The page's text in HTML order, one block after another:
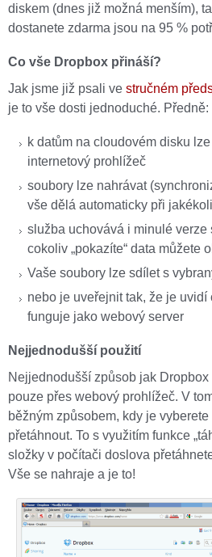
diskem (dnes již možná menším),
dostanete zdarma jsou na 95 %
Co vše Dropbox přináší?
Jak jsme již psali ve stručném
je to vše dosti jednoduché. Předně:
k datům na cloudovém disku
internetový prohlížeč
soubory lze nahrávat
vše dělá automaticky při
služba uchovává i minulé
cokoliv „pokazíte“ data můžete
Vaše soubory lze sdílet s
nebo je uveřejnit tak, že je
funguje jako webový server
Nejjednodušší použití
Nejjednodušší způsob jak
pouze přes webový prohlížeč. V
běžným způsobem, kdy je
přetáhnout. To s využitím funkce
složky v počítači doslova
Vše se nahraje a je to!